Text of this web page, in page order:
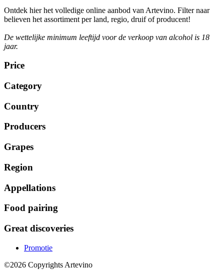
Ontdek hier het volledige online aanbod van Artevino. Filter naar
believen het assortiment per land, regio, druif of producent!
De wettelijke minimum leeftijd voor de verkoop van alcohol is 18
jaar.
Price
Category
Country
Producers
Grapes
Region
Appellations
Food pairing
Great discoveries
Promotie
©2026 Copyrights Artevino